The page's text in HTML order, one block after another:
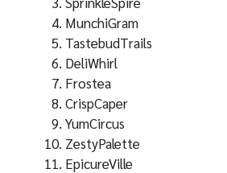
MunchiGram
TastebudTrails
DeliWhirl
Frostea
CrispCaper
YumCircus
ZestyPalette
EpicureVille